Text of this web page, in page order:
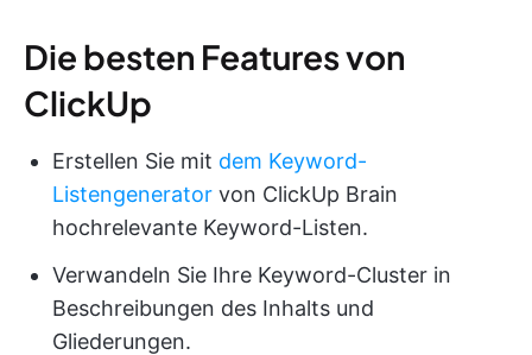
Die besten Features von
ClickUp
Erstellen Sie mit dem Keyword-
Listengenerator von ClickUp Brain
hochrelevante Keyword-Listen.
Verwandeln Sie Ihre Keyword-Cluster in
Beschreibungen des Inhalts und
Gliederungen.